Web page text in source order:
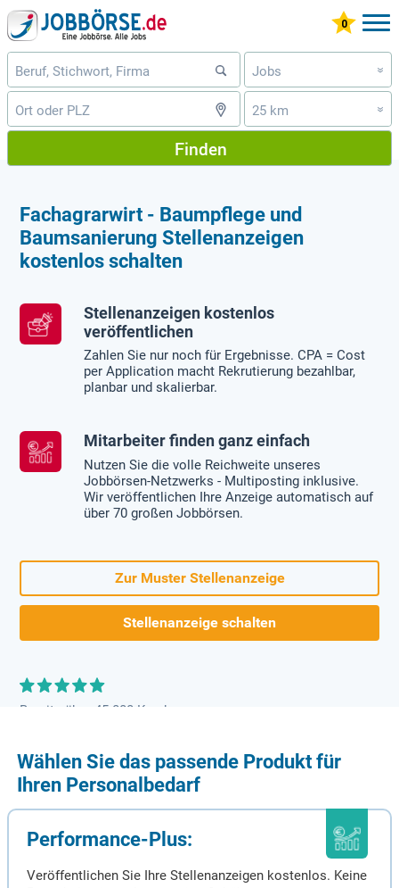
Jobs »
25 km »
Finden
Fachagrarwirt - Baumpflege und
Baumsanierung Stellenanzeigen
kostenlos schalten
Stellenanzeigen kostenlos
veröffentlichen
Zahlen Sie nur noch für Ergebnisse. CPA = Cost
per Application macht Rekrutierung bezahlbar,
planbar und skalierbar.
Mitarbeiter finden ganz einfach
Nutzen Sie die volle Reichweite unseres
Jobbörsen-Netzwerks - Multiposting inklusive.
Wir veröffentlichen Ihre Anzeige automatisch auf
über 70 großen Jobbörsen.
Zur Muster Stellenanzeige
Stellenanzeige schalten
Bereits über 45.000 Kunden
Wählen Sie das passende Produkt für
Ihren Personalbedarf
Performance-Plus:
Veröffentlichen Sie Ihre Stellenanzeigen kostenlos. Keine